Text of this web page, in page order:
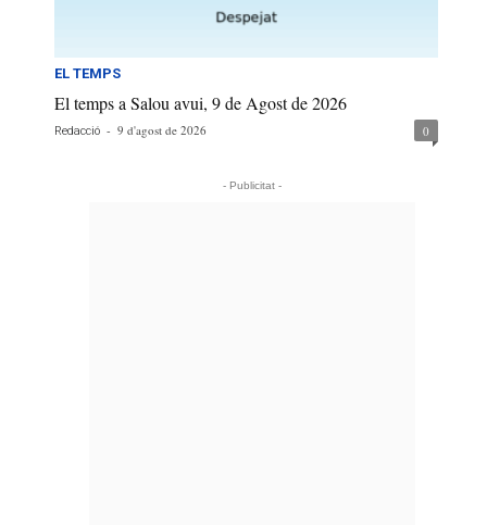
EL TEMPS
El temps a Salou avui, 9 de Agost de 2026
Redacció - 9 d'agost de 2026 0
- Publicitat -